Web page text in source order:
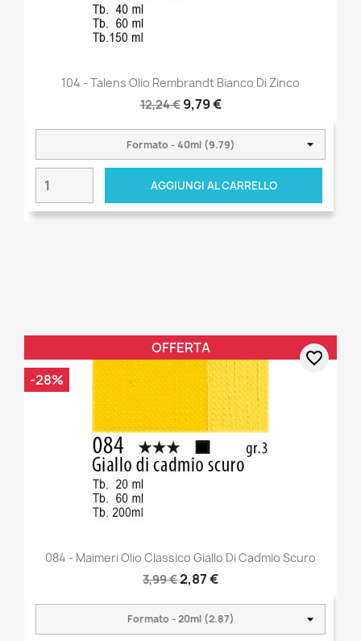
104 - Talens Olio Rembrandt Bianco Di Zinco
12,24 € 9,79 €
AGGIUNGI AL CARRELLO
084 - Maimeri Olio Classico Giallo Di Cadmio Scuro
3,99 €2,87 €
OFFERTA
-28%
favorite_border